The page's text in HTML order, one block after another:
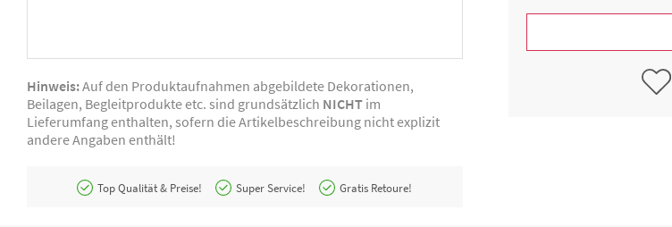
Hinweis:Auf den Produktaufnahmen abgebildete Dekorationen,
Beilagen, Begleitprodukte etc. sind grundsätzlich NICHT im
Lieferumfang enthalten, sofern die Artikelbeschreibung nicht explizit
andere Angaben enthält!
Top Qualität & Preise! Super Service! Gratis Retoure!